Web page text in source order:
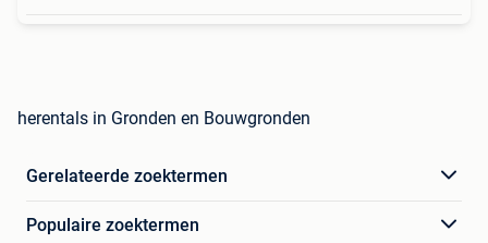
herentals in Gronden en Bouwgronden
Gerelateerde zoektermen
Populaire zoektermen